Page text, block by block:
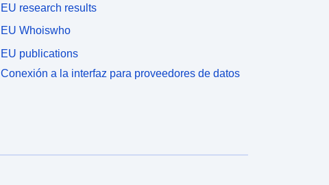
EU research results
EU Whoiswho
EU publications
Conexión a la interfaz para proveedores de datos